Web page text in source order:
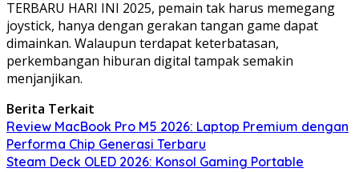
TERBARU HARI INI 2025, pemain tak harus memegang
joystick, hanya dengan gerakan tangan game dapat
dimainkan. Walaupun terdapat keterbatasan,
perkembangan hiburan digital tampak semakin
menjanjikan.
Berita Terkait
Review MacBook Pro M5 2026: Laptop Premium dengan
Performa Chip Generasi Terbaru
Steam Deck OLED 2026: Konsol Gaming Portable